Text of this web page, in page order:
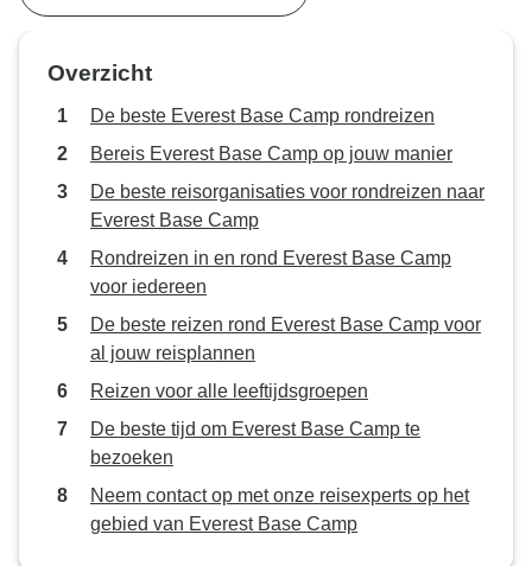
Overzicht
De beste Everest Base Camp rondreizen
Bereis Everest Base Camp op jouw manier
De beste reisorganisaties voor rondreizen naar
Everest Base Camp
Rondreizen in en rond Everest Base Camp
voor iedereen
De beste reizen rond Everest Base Camp voor
al jouw reisplannen
Reizen voor alle leeftijdsgroepen
De beste tijd om Everest Base Camp te
bezoeken
Neem contact op met onze reisexperts op het
gebied van Everest Base Camp